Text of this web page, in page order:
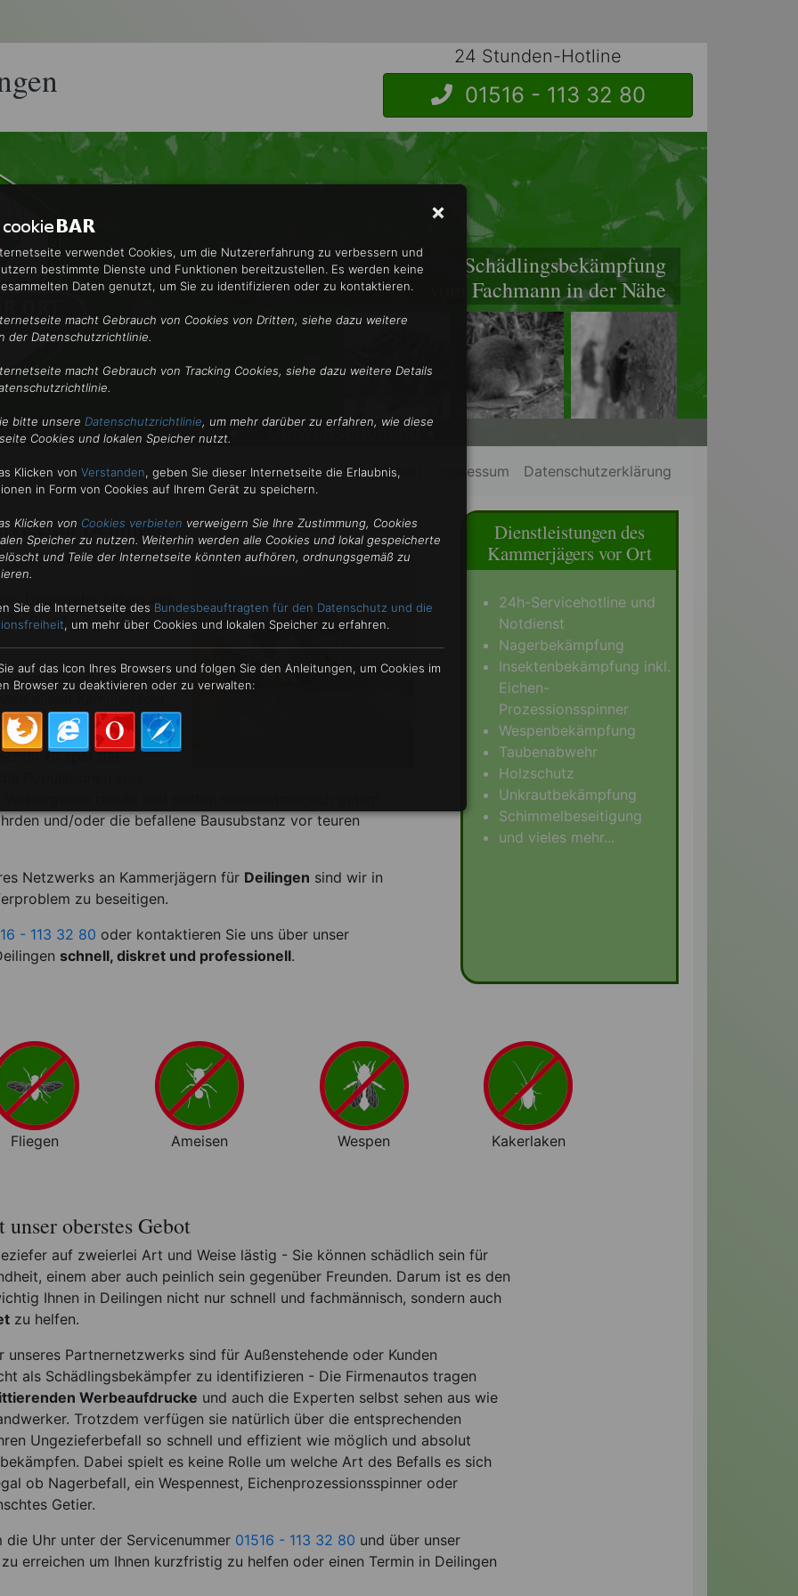
24 Stunden-Hotline
01516 - 113 32 80
Schädlingsbekämpfung
vom Fachmann in der Nähe
• Diskret • Umweltschonend •
Kontakt Impressum Datenschutzerklärung
für Deilingen
leiden unter
Ungeziefer haben sich
Büro?
Kakerlaken oder
zu spät der
und/oder die befallene Bausubstanz vor teuren
Netzwerks an Kammerjägern für Deilingen sind wir in
zu beseitigen.
- 113 32 80 oder kontaktieren Sie uns über unser
schnell, diskret und professionell.
Dienstleistungen des
Kammerjägers vor Ort
24h-Servicehotline und
Notdienst
Nagerbekämpfung
Insektenbekämpfung inkl.
Eichen-
Prozessionsspinner
Wespenbekämpfung
Taubenabwehr
Holzschutz
Unkrautbekämpfung
Schimmelbeseitigung
und vieles mehr...
Fliegen Ameisen Wespen Kakerlaken
oberstes Gebot
auf zweierlei Art und Weise lästig - Sie können schädlich sein für
einem aber auch peinlich sein gegenüber Freunden. Darum ist es den
Ihnen in Deilingen nicht nur schnell und fachmännisch, sondern auch
zu helfen.
unseres Partnernetzwerks sind für Außenstehende oder Kunden
als Schädlingsbekämpfer zu identifizieren - Die Firmenautos tragen
Werbeaufdrucke und auch die Experten selbst sehen aus wie
Trotzdem verfügen sie natürlich über die entsprechenden
Ungezieferbefall so schnell und effizient wie möglich und absolut
Dabei spielt es keine Rolle um welche Art des Befalls es sich
ob Nagerbefall, ein Wespennest, Eichenprozessionsspinner oder
Getier.
die Uhr unter der Servicenummer 01516 - 113 32 80 und über unser
erreichen um Ihnen kurzfristig zu helfen oder einen Termin in Deilingen
verwendet Cookies, um die Nutzererfahrung zu verbessern und
bestimmte Dienste und Funktionen bereitzustellen. Es werden keine
Daten genutzt, um Sie zu identifizieren oder zu kontaktieren.
macht Gebrauch von Cookies von Dritten, siehe dazu weitere
der Datenschutzrichtlinie.
macht Gebrauch von Tracking Cookies, siehe dazu weitere Details
bitte unsere Datenschutzrichtlinie, um mehr darüber zu erfahren, wie diese
Cookies und lokalen Speicher nutzt.
Klicken von Verstanden, geben Sie dieser Internetseite die Erlaubnis,
in Form von Cookies auf Ihrem Gerät zu speichern.
Klicken von Cookies verbieten verweigern Sie Ihre Zustimmung, Cookies
Speicher zu nutzen. Weiterhin werden alle Cookies und lokal gespeicherte
und Teile der Internetseite könnten aufhören, ordnungsgemäß zu
Sie die Internetseite des Bundesbeauftragten für den Datenschutz und die
, um mehr über Cookies und lokalen Speicher zu erfahren.
auf das Icon Ihres Browsers und folgen Sie den Anleitungen, um Cookies im
Browser zu deaktivieren oder zu verwalten: